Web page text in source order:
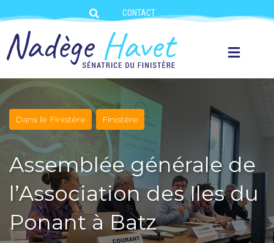
CONTACT
Dans le Finistère Finistère
Assemblée générale de
l’Association des Iles du
Ponant à Batz